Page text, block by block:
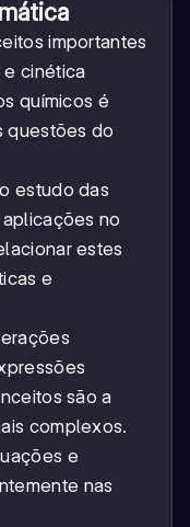
importantes
e cinética
químicos é
questões do
estudo das
no
estes
e
são a
complexos.
e
nas